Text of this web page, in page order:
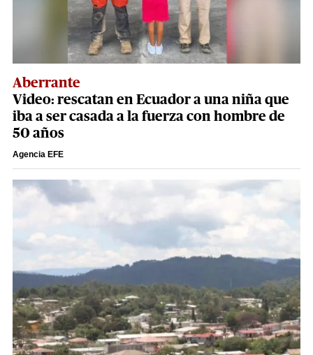
Aberrante
Video: rescatan en Ecuador a una niña que
iba a ser casada a la fuerza con hombre de
50 años
Agencia EFE